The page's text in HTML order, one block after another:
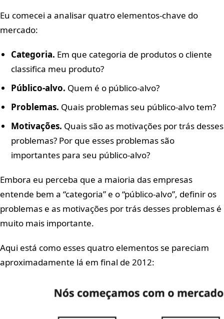
Eu comecei a analisar quatro elementos-chave do
mercado:
Categoria. Em que categoria de produtos o cliente
classifica meu produto?
Público-alvo. Quem é o público-alvo?
Problemas. Quais problemas seu público-alvo tem?
Motivações. Quais são as motivações por trás desses
problemas? Por que esses problemas são
importantes para seu público-alvo?
Embora eu perceba que a maioria das empresas
entende bem a “categoria” e o “público-alvo”, definir os
problemas e as motivações por trás desses problemas é
muito mais importante.
Aqui está como esses quatro elementos se pareciam
aproximadamente lá em final de 2012: